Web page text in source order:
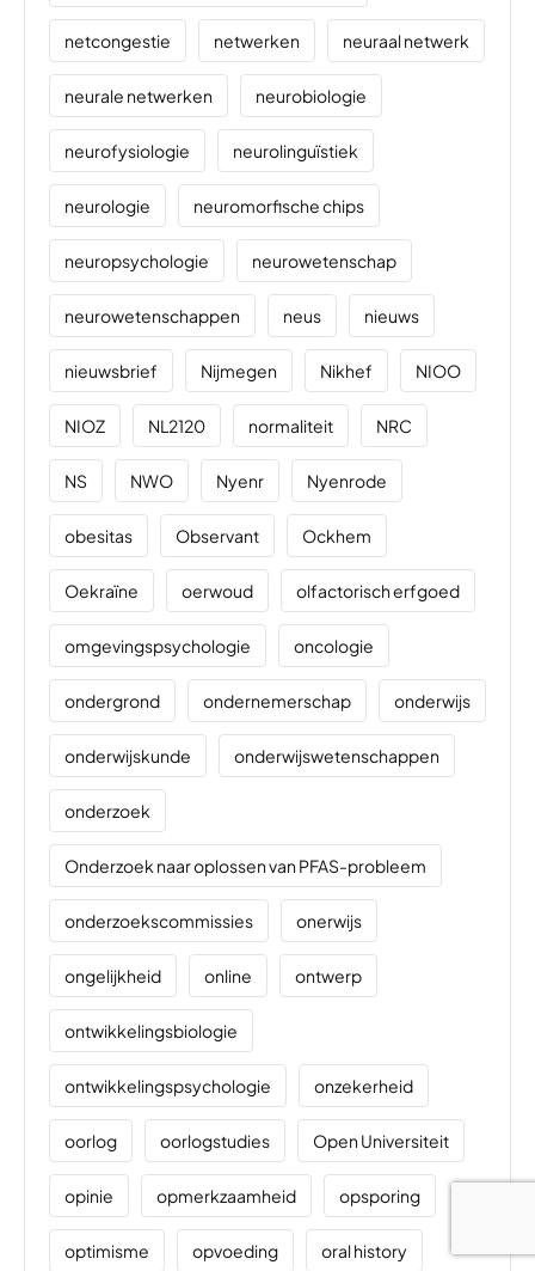
netcongestie netwerken neuraal netwerk
neurale netwerken neurobiologie
neurofysiologie neurolinguïstiek
neurologie neuromorfische chips
neuropsychologie neurowetenschap
neurowetenschappen neus nieuws
nieuwsbrief Nijmegen Nikhef NIOO
NIOZ NL2120 normaliteit NRC
NS NWO Nyenr Nyenrode
obesitas Observant Ockhem
Oekraïne oerwoud olfactorisch erfgoed
omgevingspsychologie oncologie
ondergrond ondernemerschap onderwijs
onderwijskunde onderwijswetenschappen
onderzoek
Onderzoek naar oplossen van PFAS-probleem
onderzoekscommissies onerwijs
ongelijkheid online ontwerp
ontwikkelingsbiologie
ontwikkelingspsychologie onzekerheid
oorlog oorlogstudies Open Universiteit
opinie opmerkzaamheid opsporing
optimisme opvoeding oral history